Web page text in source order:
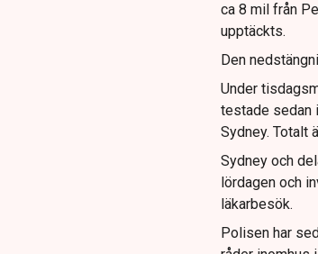
ca 8 mil från
upptäckts.
Den
Under
testade sedan
Sydney. Totalt
Sydney och
lördagen och
läkarbesök.
Polisen har